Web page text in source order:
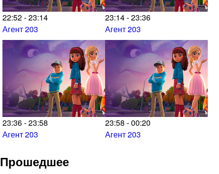
22:52 - 23:14
Агент 203
23:14 - 23:36
Агент 203
23:36 - 23:58
Агент 203
23:58 - 00:20
Агент 203
Прошедшее